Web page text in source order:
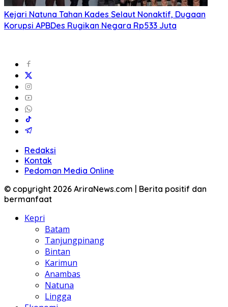
Kejari Natuna Tahan Kades Selaut Nonaktif, Dugaan
Korupsi APBDes Rugikan Negara Rp533 Juta
Redaksi
Kontak
Pedoman Media Online
© copyright 2026 AriraNews.com | Berita positif dan
bermanfaat
Kepri
Batam
Tanjungpinang
Bintan
Karimun
Anambas
Natuna
Lingga